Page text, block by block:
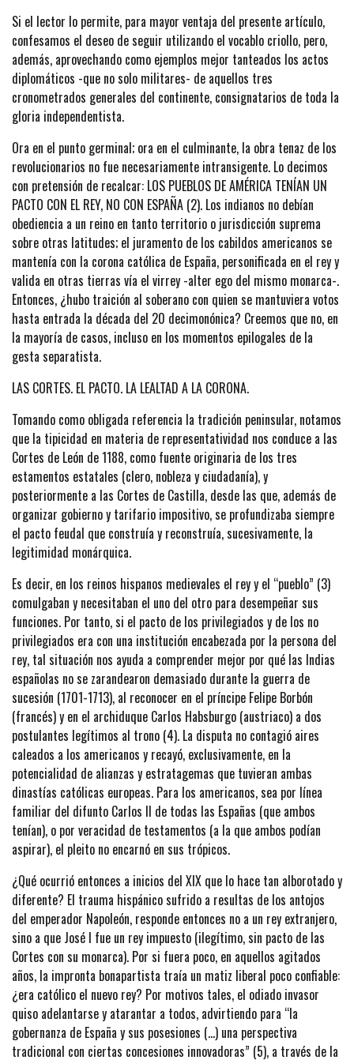
Si el lector lo permite, para mayor ventaja del presente artículo,
confesamos el deseo de seguir utilizando el vocablo criollo, pero,
además, aprovechando como ejemplos mejor tanteados los actos
diplomáticos -que no solo militares- de aquellos tres
cronometrados generales del continente, consignatarios de toda la
gloria independentista.
Ora en el punto germinal; ora en el culminante, la obra tenaz de los
revolucionarios no fue necesariamente intransigente. Lo decimos
con pretensión de recalcar: LOS PUEBLOS DE AMÉRICA TENÍAN UN
PACTO CON EL REY, NO CON ESPAÑA (2). Los indianos no debían
obediencia a un reino en tanto territorio o jurisdicción suprema
sobre otras latitudes; el juramento de los cabildos americanos se
mantenía con la corona católica de España, personificada en el rey y
valida en otras tierras vía el virrey -alter ego del mismo monarca-.
Entonces, ¿hubo traición al soberano con quien se mantuviera votos
hasta entrada la década del 20 decimonónica? Creemos que no, en
la mayoría de casos, incluso en los momentos epilogales de la
gesta separatista.
LAS CORTES. EL PACTO. LA LEALTAD A LA CORONA.
Tomando como obligada referencia la tradición peninsular, notamos
que la tipicidad en materia de representatividad nos conduce a las
Cortes de León de 1188, como fuente originaria de los tres
estamentos estatales (clero, nobleza y ciudadanía), y
posteriormente a las Cortes de Castilla, desde las que, además de
organizar gobierno y tarifario impositivo, se profundizaba siempre
el pacto feudal que construía y reconstruía, sucesivamente, la
legitimidad monárquica.
Es decir, en los reinos hispanos medievales el rey y el “pueblo” (3)
comulgaban y necesitaban el uno del otro para desempeñar sus
funciones. Por tanto, si el pacto de los privilegiados y de los no
privilegiados era con una institución encabezada por la persona del
rey, tal situación nos ayuda a comprender mejor por qué las Indias
españolas no se zarandearon demasiado durante la guerra de
sucesión (1701-1713), al reconocer en el príncipe Felipe Borbón
(francés) y en el archiduque Carlos Habsburgo (austriaco) a dos
postulantes legítimos al trono (4). La disputa no contagió aires
caleados a los americanos y recayó, exclusivamente, en la
potencialidad de alianzas y estratagemas que tuvieran ambas
dinastías católicas europeas. Para los americanos, sea por línea
familiar del difunto Carlos II de todas las Españas (que ambos
tenían), o por veracidad de testamentos (a la que ambos podían
aspirar), el pleito no encarnó en sus trópicos.
¿Qué ocurrió entonces a inicios del XIX que lo hace tan alborotado y
diferente? El trauma hispánico sufrido a resultas de los antojos
del emperador Napoleón, responde entonces no a un rey extranjero,
sino a que José I fue un rey impuesto (ilegítimo, sin pacto de las
Cortes con su monarca). Por si fuera poco, en aquellos agitados
años, la impronta bonapartista traía un matiz liberal poco confiable:
¿era católico el nuevo rey? Por motivos tales, el odiado invasor
quiso adelantarse y atarantar a todos, advirtiendo para “la
gobernanza de España y sus posesiones (…) una perspectiva
tradicional con ciertas concesiones innovadoras” (5), a través de la